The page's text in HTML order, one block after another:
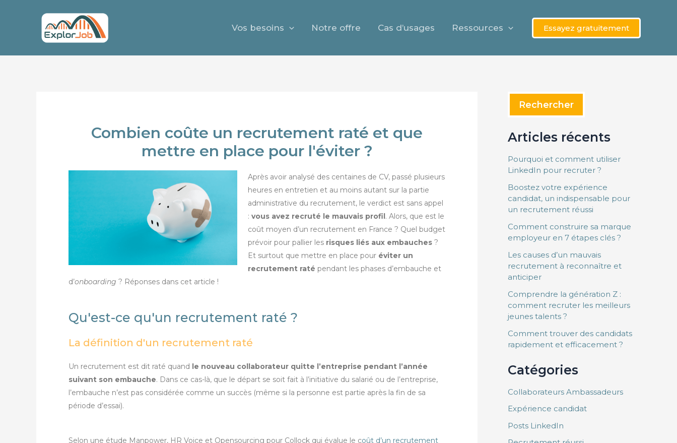
Vos besoins Notre offre Cas d’usages Ressources Essayez gratuitement
Combien coûte un recrutement raté et que
mettre en place pour l'éviter ?
Après avoir analysé des centaines de CV, passé plusieurs
heures en entretien et au moins autant sur la partie
administrative du recrutement, le verdict est sans appel
: vous avez recruté le mauvais profil. Alors, que est le
coût moyen d’un recrutement en France ? Quel budget
prévoir pour pallier les risques liés aux embauches ?
Et surtout que mettre en place pour éviter un
recrutement raté pendant les phases d’embauche et
d’onboarding ? Réponses dans cet article !
Qu'est-ce qu'un recrutement raté ?
La définition d'un recrutement raté
Un recrutement est dit raté quand
le nouveau collaborateur quitte l’entreprise pendant l’année
suivant son embauche. Dans ce cas-là, que le départ se soit fait à l’initiative du salarié ou de l’entreprise,
l’embauche n’est pas considérée comme un succès (même si la personne est partie après la fin de sa
période d’essai).
Selon une étude Manpower, HR Voice et Opensourcing pour Collock qui évalue le coût d’un recrutement
de
l’article
Rechercher
Articles récents
Pourquoi et comment utiliser
LinkedIn pour recruter ?
Boostez votre expérience
candidat, un indispensable pour
un recrutement réussi
Comment construire sa marque
employeur en 7 étapes clés ?
Les causes d’un mauvais
recrutement à reconnaître et
anticiper
Comprendre la génération Z :
comment recruter les meilleurs
jeunes talents ?
Comment trouver des candidats
rapidement et efficacement ?
Catégories
Collaborateurs Ambassadeurs
Expérience candidat
Posts LinkedIn